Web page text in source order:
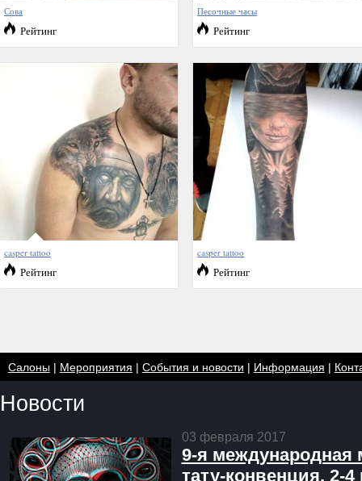
Сова
Рейтинг
Песочные часы
Рейтинг
casper tattoo
Рейтинг
casper tattoo
Рейтинг
Салоны| Мероприятия | События и новости | Информация |
Новости
03 февраля 2017
9-я международная
тату-конвенция, 2-